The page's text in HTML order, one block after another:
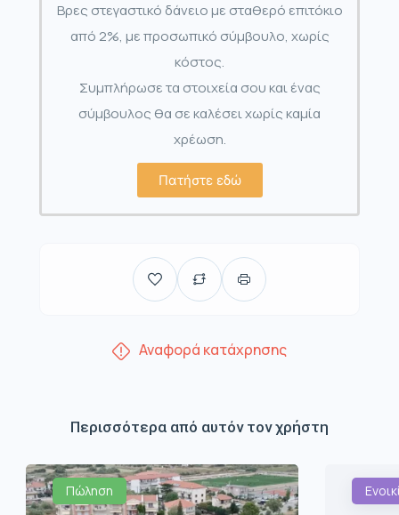
Βρες στεγαστικό δάνειο με σταθερό επιτόκιο
από 2%, με προσωπικό σύμβουλο, χωρίς
κόστος.
Συμπλήρωσε τα στοιχεία σου και ένας
σύμβουλος θα σε καλέσει χωρίς καμία
χρέωση.
Πατήστε εδώ
Αναφορά κατάχρησης
Περισσότερα από αυτόν τον χρήστη
Πώληση